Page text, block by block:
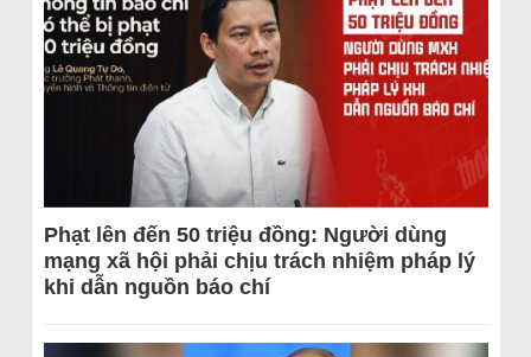
Phạt lên đến 50 triệu đồng: Người dùng
mạng xã hội phải chịu trách nhiệm pháp lý
khi dẫn nguồn báo chí